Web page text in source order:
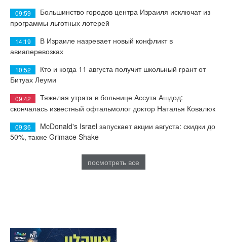
09:59
Большинство городов центра Израиля исключат из
программы льготных лотерей
14:19
В Израиле назревает новый конфликт в
авиаперевозках
10:52
Кто и когда 11 августа получит школьный грант от
Битуах Леуми
09:42
Тяжелая утрата в больнице Ассута Ашдод:
скончалась известный офтальмолог доктор Наталья Ковалюк
09:36
McDonald's Israel запускает акции августа: скидки до
50%, также Grimace Shake
посмотреть все